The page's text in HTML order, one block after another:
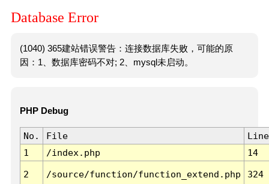
Database Error
(1040) 365建站错误警告：连接数据库失败，可能的原
因：1、数据库密码不对; 2、mysql未启动。
PHP Debug
No. File
Line
1
/index.php 14
2 /source/function/function_extend.php 324